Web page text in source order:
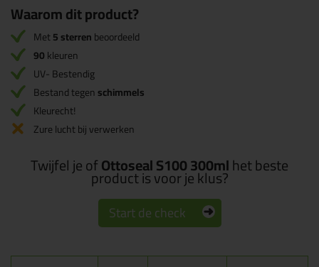
Waarom dit product?
Met5 sterrenbeoordeeld
90kleuren
UV- Bestendig
Bestand tegenschimmels
Kleurecht!
Zure lucht bij verwerken
Twijfel je ofOttoseal S100 300mlhet beste
product is voor je klus?
Start de check